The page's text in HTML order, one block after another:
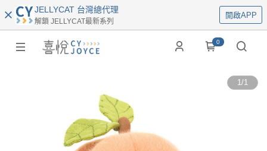
JELLYCAT 台灣總代理
解鎖 JELLYCAT最新系列
開啟APP
0
1/1